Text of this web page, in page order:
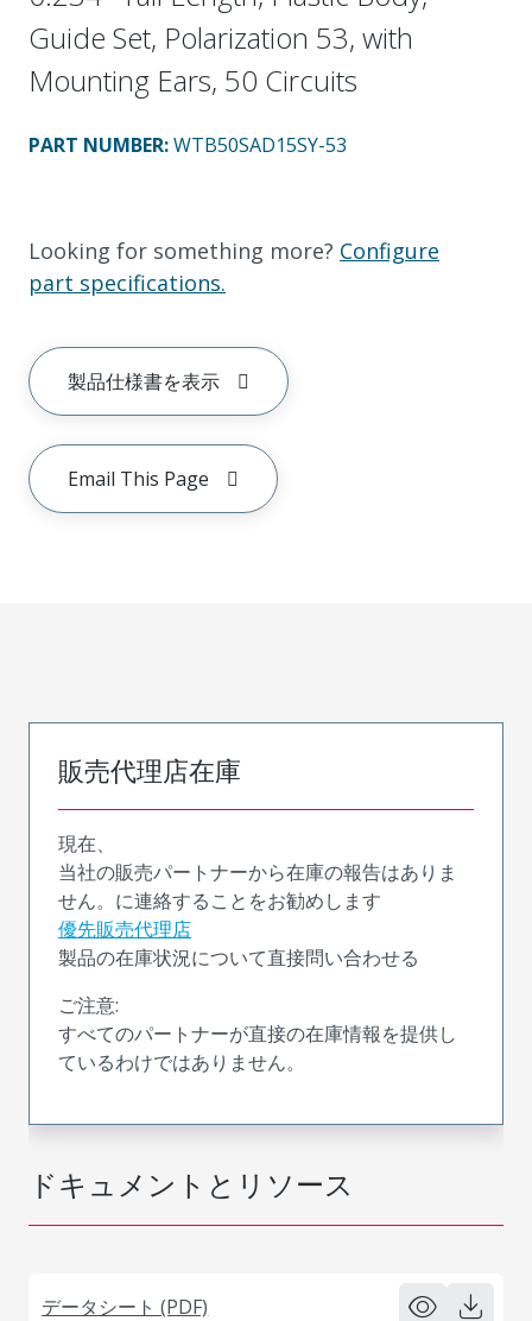
Guide Set, Polarization 53, with
Mounting Ears, 50 Circuits
PART NUMBER:WTB50SAD15SY-53
Looking for something more? Configure
part specifications.
製品仕様書を表示
Email This Page
ドキュメントとリソース
データシート (PDF)
販売代理店在庫
現在、
当社の販売パートナーから在庫の報告はありま
せん。に連絡することをお勧めします
優先販売代理店
製品の在庫状況について直接問い合わせる
ご注意:
すべてのパートナーが直接の在庫情報を提供し
ているわけではありません。